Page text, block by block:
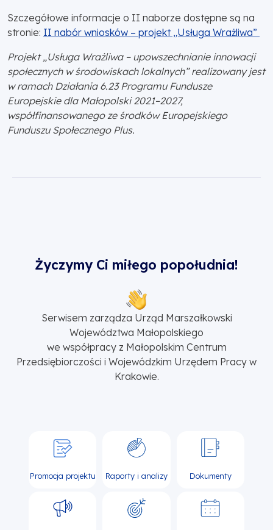
Szczegółowe informacje o II naborze dostępne są na
stronie: II nabór wniosków – projekt „Usługa Wrażliwa”
Projekt „Usługa Wrażliwa – upowszechnianie innowacji
społecznych w środowiskach lokalnych” realizowany jest
w ramach Działania 6.23 Programu Fundusze
Europejskie dla Małopolski 2021–2027,
współfinansowanego ze środków Europejskiego
Funduszu Społecznego Plus.
Życzymy Ci miłego popołudnia!
Serwisem zarządza Urząd Marszałkowski
Województwa Małopolskiego
we współpracy z Małopolskim Centrum
Przedsiębiorczości i Wojewódzkim Urzędem Pracy w
Krakowie.
Promocja projektu Raporty i analizy Dokumenty